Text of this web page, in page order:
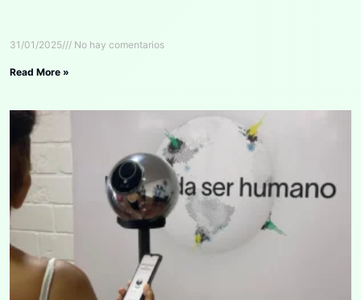
31/01/2025 No hay comentarios
Read More »